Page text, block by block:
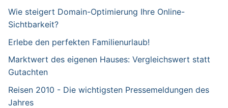
Wie steigert Domain-Optimierung Ihre Online-
Sichtbarkeit?
Erlebe den perfekten Familienurlaub!
Marktwert des eigenen Hauses: Vergleichswert statt
Gutachten
Reisen 2010 - Die wichtigsten Pressemeldungen des
Jahres